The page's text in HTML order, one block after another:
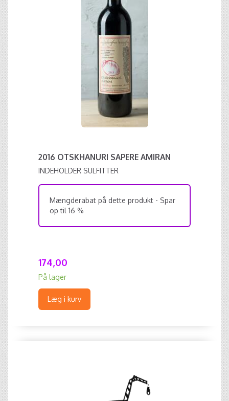
2016 OTSKHANURI SAPERE AMIRAN
INDEHOLDER SULFITTER
Mængderabat på dette produkt - Spar
op til 16 %
174,00
På lager
Læg i kurv